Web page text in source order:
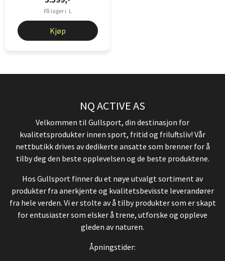
På lager i L
Kjøp
NQ ACTIVE AS
Velkommen til Gullsport, din destinasjon for
kvalitetsprodukter innen sport, fritid og friluftsliv! Vår
nettbutikk drives av dedikerte ansatte som brenner for å
tilby deg den beste opplevelsen og de beste produktene.
Hos Gullsport finner du et nøye utvalgt sortiment av
produkter fra anerkjente og kvalitetsbevisste leverandører
fra hele verden. Vi er stolte av å tilby produkter som er skapt
for entusiaster som elsker å trene, utforske og oppleve
gleden av naturen.
Åpningstider: